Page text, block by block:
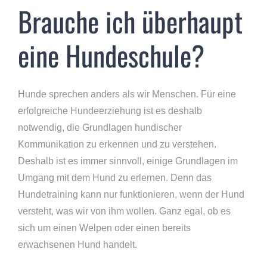
Brauche ich überhaupt
eine Hundeschule?
Hunde sprechen anders als wir Menschen. Für eine
erfolgreiche Hundeerziehung ist es deshalb
notwendig, die Grundlagen hundischer
Kommunikation zu erkennen und zu verstehen.
Deshalb ist es immer sinnvoll, einige Grundlagen im
Umgang mit dem Hund zu erlernen. Denn das
Hundetraining kann nur funktionieren, wenn der Hund
versteht, was wir von ihm wollen. Ganz egal, ob es
sich um einen Welpen oder einen bereits
erwachsenen Hund handelt.